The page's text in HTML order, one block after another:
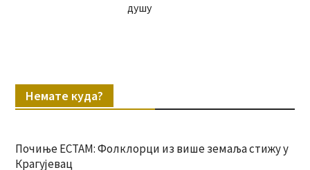
душу
Немате куда?
Почиње ЕСТАМ: Фолклорци из више земаља стижу у
Крагујевац